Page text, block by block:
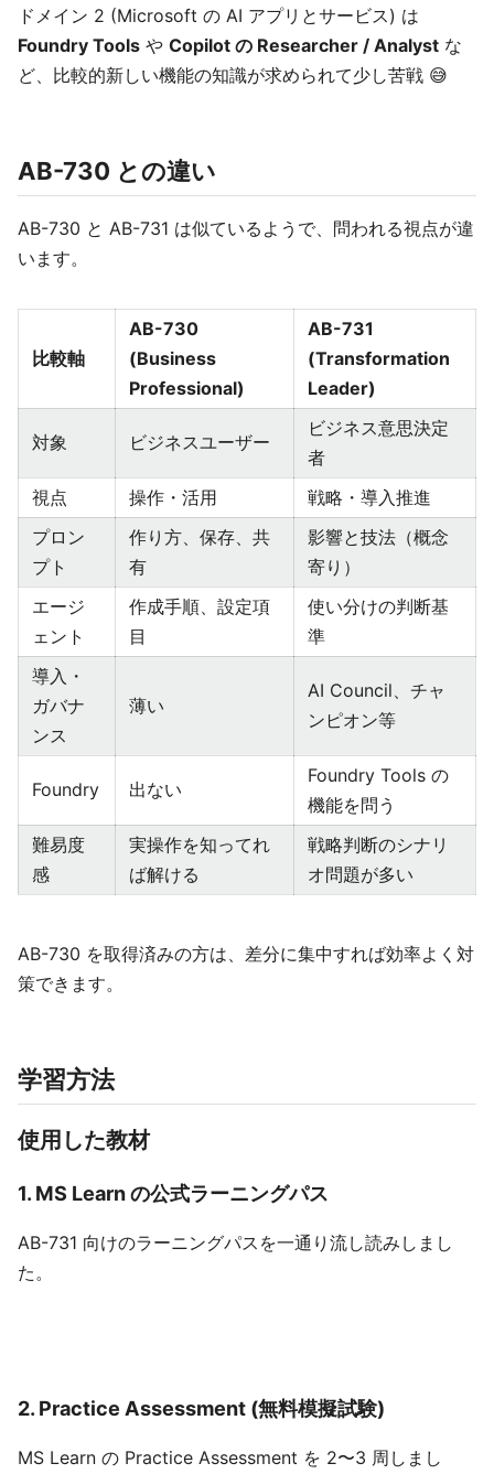
ドメイン 2 (Microsoft の AI アプリとサービス) は
Foundry Tools や Copilot の Researcher / Analyst な
ど、比較的新しい機能の知識が求められて少し苦戦 😅
AB-730 との違い
AB-730 と AB-731 は似ているようで、問われる視点が違
います。
比較軸
AB-730
(Business
Professional)
AB-731
(Transformation
Leader)
対象 ビジネスユーザー
ビジネス意思決定
者
視点
操作・活用
戦略・導入推進
プロン
プト
作り方、保存、共
有
影響と技法（概念
寄り）
エージ
ェント
作成手順、設定項
目
使い分けの判断基
準
導入・
ガバナ
ンス
薄い
AI Council、チャ
ンピオン等
Foundry 出ない
Foundry Tools の
機能を問う
難易度
感
実操作を知ってれ
ば解ける
戦略判断のシナリ
オ問題が多い
AB-730 を取得済みの方は、差分に集中すれば効率よく対
策できます。
学習方法
使用した教材
1. MS Learn の公式ラーニングパス
AB-731 向けのラーニングパスを一通り流し読みしまし
た。
2. Practice Assessment (無料模擬試験)
MS Learn の Practice Assessment を 2〜3 周しまし